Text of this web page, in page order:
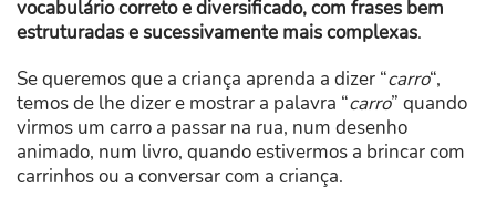
vocabulário correto e diversificado, com frases bem
estruturadas e sucessivamente mais complexas.
Se queremos que a criança aprenda a dizer “carro“,
temos de lhe dizer e mostrar a palavra “carro” quando
virmos um carro a passar na rua, num desenho
animado, num livro, quando estivermos a brincar com
carrinhos ou a conversar com a criança.